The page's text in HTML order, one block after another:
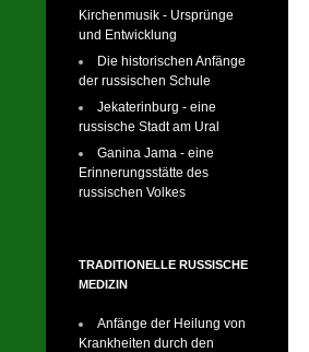
Kirchenmusik - Ursprünge
und Entwicklung
Die historischen Anfänge
der russischen Schule
Jekaterinburg - eine
russische Stadt am Ural
Ganina Jama - eine
Erinnerungsstätte des
russischen Volkes
TRADITIONELLE RUSSISCHE
MEDIZIN
Anfänge der Heilung von
Krankheiten durch den